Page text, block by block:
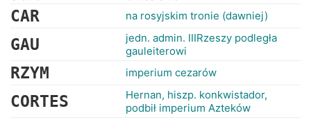
CAR na rosyjskim tronie (dawniej)
GAU
jedn. admin. IIIRzeszy podległa
gauleiterowi
RZYM imperium cezarów
CORTES
Hernan, hiszp. konkwistador,
podbił imperium Azteków